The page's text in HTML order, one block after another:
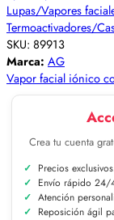
Lupas/Vapores
Termoactivadores/
SKU: 89913
Marca: AG
Vapor facial iónico
Crea tu cuenta
Precios
Envío rápido 24/
Atención
Reposición ágil